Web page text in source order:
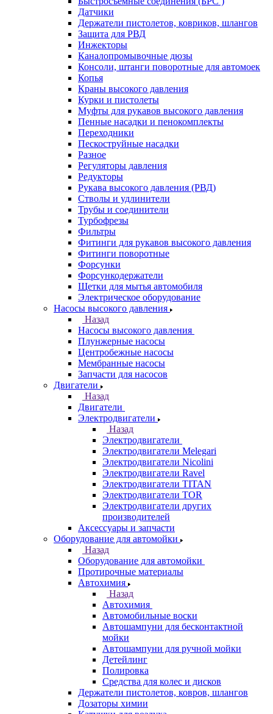
Датчики
Держатели пистолетов, ковриков, шлангов
Защита для РВД
Инжекторы
Каналопромывочные дюзы
Консоли, штанги поворотные для автомоек
Копья
Краны высокого давления
Курки и пистолеты
Муфты для рукавов высокого давления
Пенные насадки и пенокомплекты
Переходники
Пескоструйные насадки
Разное
Регуляторы давления
Редукторы
Рукава высокого давления (РВД)
Стволы и удлинители
Трубы и соединители
Турбофрезы
Фильтры
Фитинги для рукавов высокого давления
Фитинги поворотные
Форсунки
Форсункодержатели
Щетки для мытья автомобиля
Электрическое оборудование
Насосы высокого давления
Назад
Насосы высокого давления
Плунжерные насосы
Центробежные насосы
Мембранные насосы
Запчасти для насосов
Двигатели
Назад
Двигатели
Электродвигатели
Назад
Электродвигатели
Электродвигатели Melegari
Электродвигатели Nicolini
Электродвигатели Ravel
Электродвигатели TITAN
Электродвигатели TOR
Электродвигатели других
производителей
Аксессуары и запчасти
Оборудование для автомойки
Назад
Оборудование для автомойки
Протирочные материалы
Автохимия
Назад
Автохимия
Автомобильные воски
Автошампуни для бесконтактной
мойки
Автошампуни для ручной мойки
Детейлинг
Полировка
Средства для колес и дисков
Держатели пистолетов, ковров, шлангов
Дозаторы химии